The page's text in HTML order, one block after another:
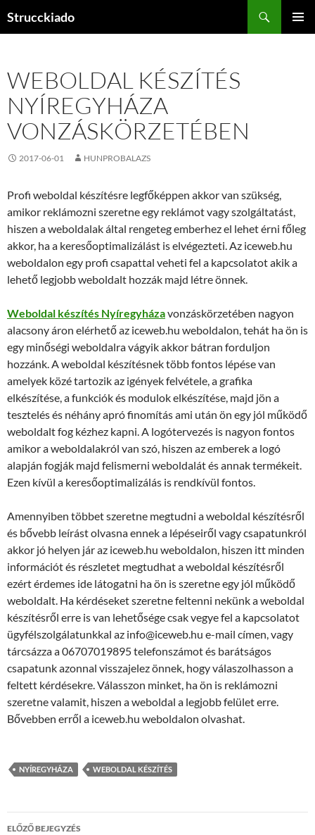
Strucckiado
WEBOLDAL KÉSZÍTÉS
NYÍREGYHÁZA
VONZÁSKÖRZETÉBEN
2017-06-01 HUNPROBALAZS
Profi weboldal készítésre legfőképpen akkor van szükség,
amikor reklámozni szeretne egy reklámot vagy szolgáltatást,
hiszen a weboldalak által rengeteg emberhez el lehet érni főleg
akkor, ha a keresőoptimalizálást is elvégezteti. Az iceweb.hu
weboldalon egy profi csapattal veheti fel a kapcsolatot akik a
lehető legjobb weboldalt hozzák majd létre önnek.
Weboldal készítés Nyíregyházavonzáskörzetében nagyon
alacsony áron elérhető az iceweb.hu weboldalon, tehát ha ön is
egy minőségi weboldalra vágyik akkor bátran forduljon
hozzánk. A weboldal készítésnek több fontos lépése van
amelyek közé tartozik az igények felvétele, a grafika
elkészítése, a funkciók és modulok elkészítése, majd jön a
tesztelés és néhány apró finomítás ami után ön egy jól működő
weboldalt fog kézhez kapni. A logótervezés is nagyon fontos
amikor a weboldalakról van szó, hiszen az emberek a logó
alapján fogják majd felismerni weboldalát és annak termékeit.
Ezen kívül a keresőoptimalizálás is rendkívül fontos.
Amennyiben többet szeretne megtudni a weboldal készítésről
és bővebb leírást olvasna ennek a lépéseiről vagy csapatunkról
akkor jó helyen jár az iceweb.hu weboldalon, hiszen itt minden
információt és részletet megtudhat a weboldal készítésről
ezért érdemes ide látogatni ha ön is szeretne egy jól működő
weboldalt. Ha kérdéseket szeretne feltenni nekünk a weboldal
készítésről erre is van lehetősége csak vegye fel a kapcsolatot
ügyfélszolgálatunkkal az info@iceweb.hu e-mail címen, vagy
tárcsázza a 06707019895 telefonszámot és barátságos
csapatunk azonnal visszajelez önnek, hogy válaszolhasson a
feltett kérdésekre. Válasszon minket, ha ön is reklámozni
szeretne valamit, hiszen a weboldal a legjobb felület erre.
Bővebben erről a iceweb.hu weboldalon olvashat.
NYÍREGYHÁZA WEBOLDAL KÉSZÍTÉS
Bejegyzések
ELŐZŐ BEJEGYZÉS